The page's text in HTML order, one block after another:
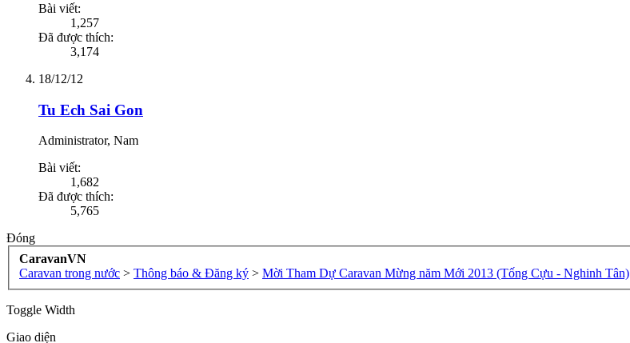
Bài viết:
1,257
Đã được thích:
3,174
18/12/12
Tu Ech Sai Gon
Administrator, Nam
Bài viết:
1,682
Đã được thích:
5,765
Đóng
CaravanVN
Caravan trong nước > Thông báo & Đăng ký > Mời Tham Dự Caravan Mừng năm Mới 2013 (Tống Cựu - Nghinh Tân)
Toggle Width
Giao diện